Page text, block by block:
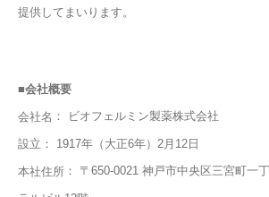
提供してまいります。
■会社概要
会社名 ： ビオフェルミン製薬株式会社
設立 ： 1917年（大正6年）2月12日
本社住所 ： 〒650-0021 神戸市中央区三宮町一